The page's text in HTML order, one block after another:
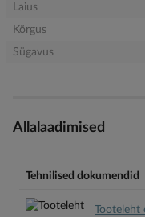
Laius
Kõrgus
Sügavus
Allalaadimised
Tehnilised dokumendid